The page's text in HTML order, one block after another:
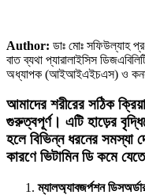
Author: ডাঃ মোঃ সফিউল্যাহ
বাত ব্যথা প্যারালাইসিস
অধ্যাপক (আইআইএইচএস) ও
আমাদের শরীরের সঠিক
গুরুত্বপূর্ণ। এটি হাড়ের
হলে বিভিন্ন ধরনের সমস্যা
কারণে ভিটামিন ডি কমে
ম্যালঅ্যাবজর্পশন